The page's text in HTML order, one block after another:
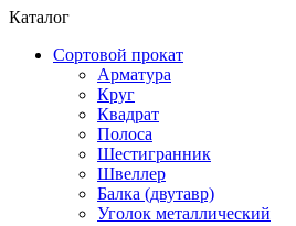
Каталог
Сортовой прокат
Арматура
Круг
Квадрат
Полоса
Шестигранник
Швеллер
Балка (двутавр)
Уголок металлический